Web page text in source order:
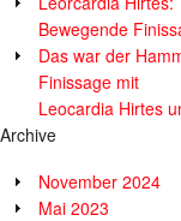
Bewegende
Das war der
Finissage mit
Leocardia Hirtes
Archive
November 2024
Mai 2023